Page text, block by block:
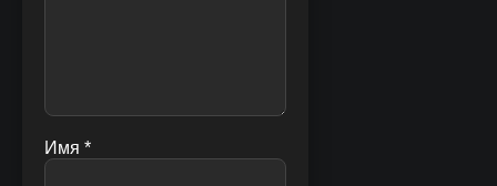
Имя *